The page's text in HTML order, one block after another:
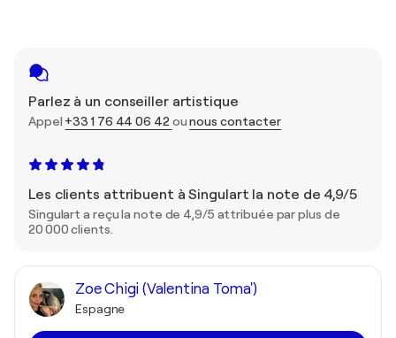
Parlez à un conseiller artistique
Appel +33 1 76 44 06 42 ounous contacter
Les clients attribuent à Singulart la note de 4,9/5
Singulart a reçu la note de 4,9/5 attribuée par plus de
20 000 clients.
Zoe Chigi (Valentina Toma')
Espagne